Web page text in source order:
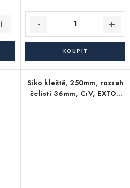
Siko kleště, 250mm, rozsah
čelistí 36mm, CrV, EXTOL